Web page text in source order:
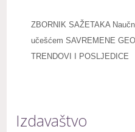
ZBORNIK SAŽETAKA
učešćem SAVREMENE
TRENDOVI I POSLJEDICE
Izdavaštvo